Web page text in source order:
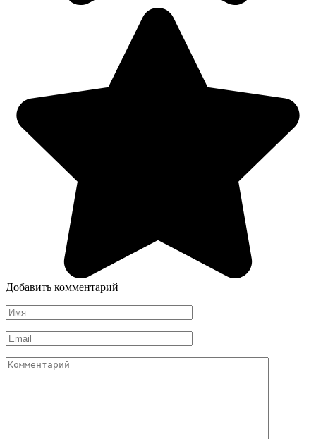
Добавить комментарий
Имя
Email
Комментарий